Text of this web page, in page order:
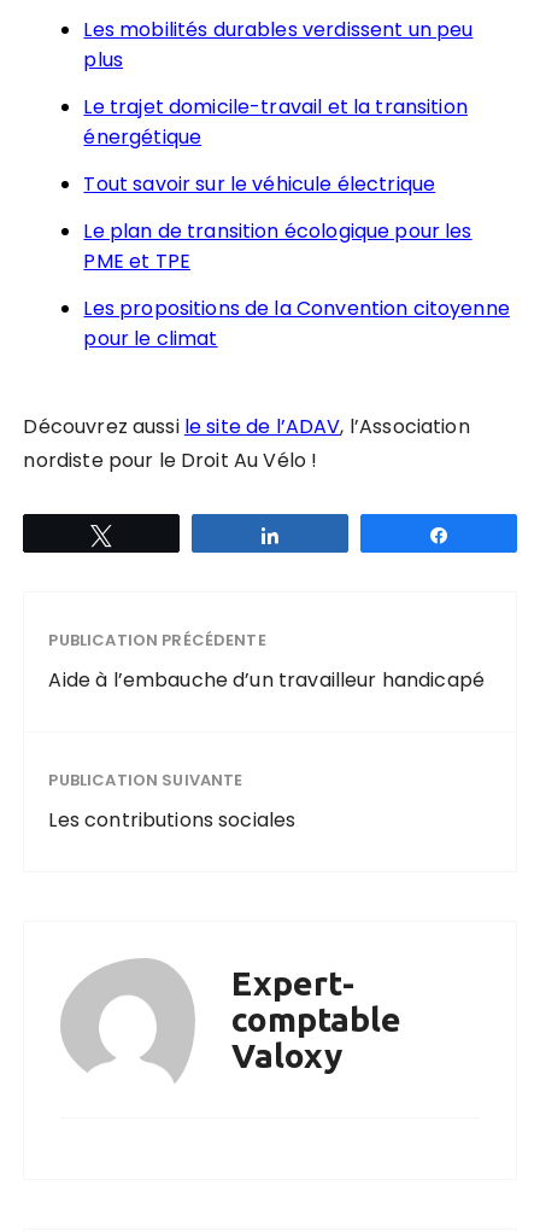
Les mobilités durables verdissent un peu
plus
Le trajet domicile-travail et la transition
énergétique
Tout savoir sur le véhicule électrique
Le plan de transition écologique pour les
PME et TPE
Les propositions de la Convention citoyenne
pour le climat
Découvrez aussi le site de l’ADAV, l’Association
nordiste pour le Droit Au Vélo !
PUBLICATION PRÉCÉDENTE
Aide à l’embauche d’un travailleur handicapé
PUBLICATION SUIVANTE
Les contributions sociales
Expert-
comptable
Valoxy